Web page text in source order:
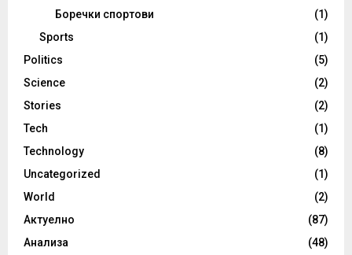
Боречки спортови
(1)
Sports
(1)
Politics
(5)
Science
(2)
Stories
(2)
Tech
(1)
Technology
(8)
Uncategorized
(1)
World
(2)
Актуелно
(87)
Анализа
(48)